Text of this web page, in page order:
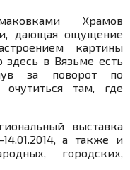
Храмов
дающая ощущение
картины
здесь в Вязьме есть
за поворот по
там, где
выставка
14.01.2014, а также и
городских,